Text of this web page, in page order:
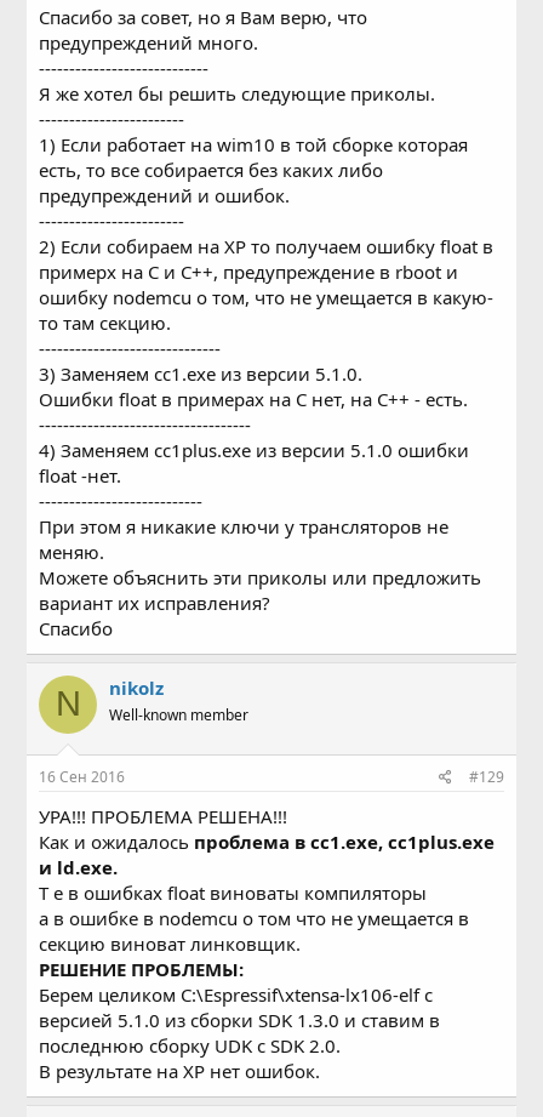
последовательности вызова функций или с другими
переменными = крах системы. Привет Espressif
Забудьте о рабочей Lua на ESP8266...
Спасибо за совет, но я Вам верю, что
предупреждений много.
----------------------------
Я же хотел бы решить следующие приколы.
------------------------
1) Если работает на wim10 в той сборке которая
есть, то все собирается без каких либо
предупреждений и ошибок.
------------------------
2) Если собираем на XP то получаем ошибку float в
примерх на C и С++, предупреждение в rboot и
ошибку nodemcu о том, что не умещается в какую-
то там секцию.
------------------------------
3) Заменяем cc1.exe из версии 5.1.0.
Ошибки float в примерах на C нет, на C++ - есть.
-----------------------------------
4) Заменяем сс1plus.exe из версии 5.1.0 ошибки
float -нет.
---------------------------
При этом я никакие ключи у трансляторов не
меняю.
Можете объяснить эти приколы или предложить
вариант их исправления?
Спасибо
N nikolz
Well-known member
16 Сен 2016 #129
УРА!!! ПРОБЛЕМА РЕШЕНА!!!
Как и ожидалось проблема в cc1.exe, сс1plus.exe
и ld.exe.
Т е в ошибках float виноваты компиляторы
а в ошибке в nodemcu о том что не умещается в
секцию виноват линковщик.
РЕШЕНИЕ ПРОБЛЕМЫ:
Берем целиком C:\Espressif\xtensa-lx106-elf с
версией 5.1.0 из сборки SDK 1.3.0 и ставим в
последнюю сборку UDK с SDK 2.0.
В результате на XP нет ошибок.